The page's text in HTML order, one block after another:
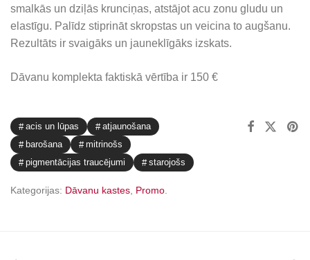
smalkās un dziļās krunciņas, atstājot acu zonu gludu un
elastīgu. Palīdz stiprināt skropstas un veicina to augšanu.
Rezultāts ir svaigāks un jauneklīgāks izskats.
Dāvanu komplekta faktiskā vērtība ir 150 €
acis un lūpas
atjaunošana
barošana
mitrinošs
pigmentācijas traucējumi
starojošs
Kategorijas: Dāvanu kastes, Promo.